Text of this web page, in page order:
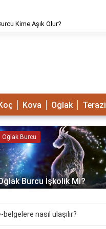
Kime Aşık Olur?
Kova Oğlak Terazi
Oğlak Burcu
Burcu İşkolik Mi?
nasıl ulaşılır?